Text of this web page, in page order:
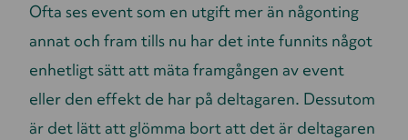
Ofta ses event som en utgift mer än någonting
annat och fram tills nu har det inte funnits något
enhetligt sätt att mäta framgången av event
eller den effekt de har på deltagaren. Dessutom
är det lätt att glömma bort att det är deltagaren